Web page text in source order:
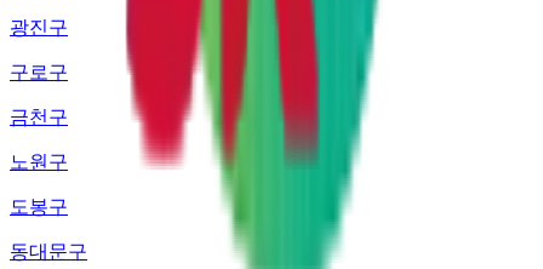
광진구
구로구
금천구
노원구
도봉구
동대문구